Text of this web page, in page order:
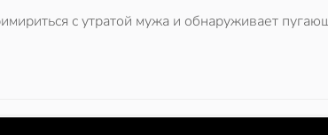
с утратой мужа и обнаруживает